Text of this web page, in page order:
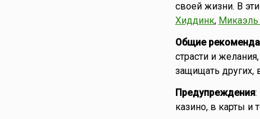
своей жизни. В
Хиддинк,
Общие
страсти и
защищать других,
Предупреждения:
казино, в карты и